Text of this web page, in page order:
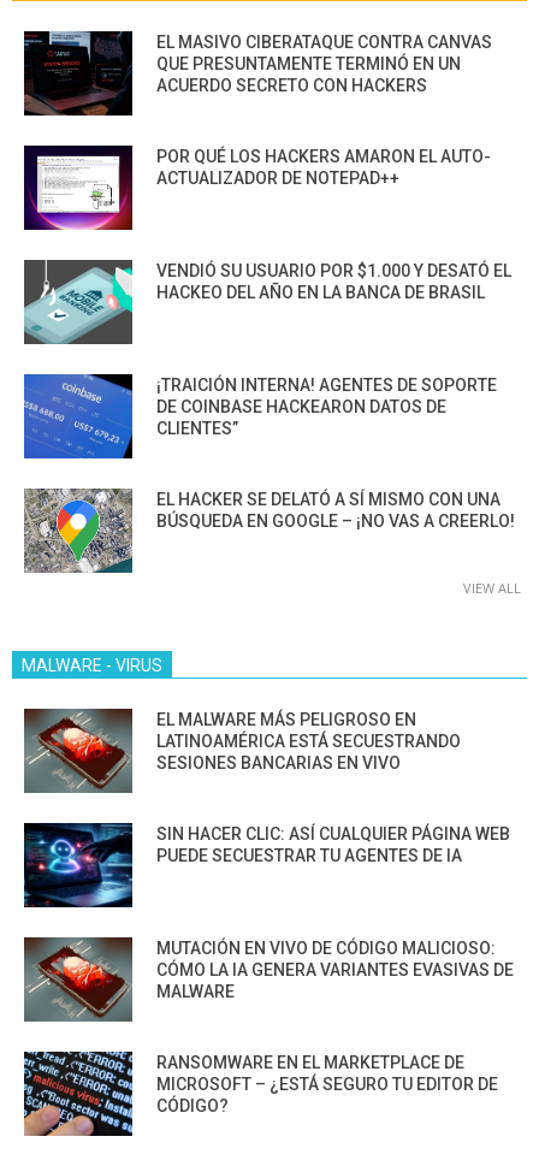
EL MASIVO CIBERATAQUE CONTRA CANVAS
QUE PRESUNTAMENTE TERMINÓ EN UN
ACUERDO SECRETO CON HACKERS
POR QUÉ LOS HACKERS AMARON EL AUTO-
ACTUALIZADOR DE NOTEPAD++
VENDIÓ SU USUARIO POR $1.000 Y DESATÓ EL
HACKEO DEL AÑO EN LA BANCA DE BRASIL
¡TRAICIÓN INTERNA! AGENTES DE SOPORTE
DE COINBASE HACKEARON DATOS DE
CLIENTES”
EL HACKER SE DELATÓ A SÍ MISMO CON UNA
BÚSQUEDA EN GOOGLE – ¡NO VAS A CREERLO!
VIEW ALL
MALWARE - VIRUS
EL MALWARE MÁS PELIGROSO EN
LATINOAMÉRICA ESTÁ SECUESTRANDO
SESIONES BANCARIAS EN VIVO
SIN HACER CLIC: ASÍ CUALQUIER PÁGINA WEB
PUEDE SECUESTRAR TU AGENTES DE IA
MUTACIÓN EN VIVO DE CÓDIGO MALICIOSO:
CÓMO LA IA GENERA VARIANTES EVASIVAS DE
MALWARE
RANSOMWARE EN EL MARKETPLACE DE
MICROSOFT – ¿ESTÁ SEGURO TU EDITOR DE
CÓDIGO?